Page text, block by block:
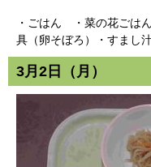
・ごはん ・菜の花ごは
具（卵そぼろ）・すまし
3月2日（月）